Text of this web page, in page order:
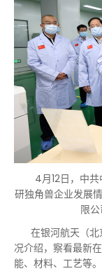
4月12日，中
研独角兽企业发展
限
在银河航天（北
况介绍，察看最新
能、材料、工艺等